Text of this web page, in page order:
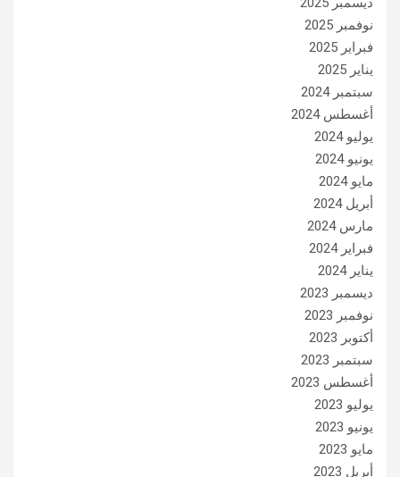
نوفمبر 2025
فبراير 2025
يناير 2025
سبتمبر 2024
أغسطس 2024
يوليو 2024
يونيو 2024
مايو 2024
أبريل 2024
مارس 2024
فبراير 2024
يناير 2024
ديسمبر 2023
نوفمبر 2023
أكتوبر 2023
سبتمبر 2023
أغسطس 2023
يوليو 2023
يونيو 2023
مايو 2023
أبريل 2023